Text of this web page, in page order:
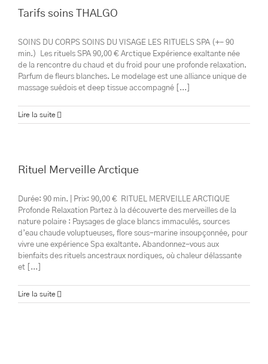
Tarifs soins THALGO
SOINS DU CORPS SOINS DU VISAGE LES RITUELS SPA (+- 90
min.) Les rituels SPA 90,00 € Arctique Expérience exaltante née
de la rencontre du chaud et du froid pour une profonde relaxation.
Parfum de fleurs blanches. Le modelage est une alliance unique de
massage suédois et deep tissue accompagné [...]
Lire la suite
Rituel Merveille Arctique
Durée: 90 min. | Prix: 90,00 € RITUEL MERVEILLE ARCTIQUE
Profonde Relaxation Partez à la découverte des merveilles de la
nature polaire : Paysages de glace blancs immaculés, sources
d’eau chaude voluptueuses, flore sous-marine insoupçonnée, pour
vivre une expérience Spa exaltante. Abandonnez-vous aux
bienfaits des rituels ancestraux nordiques, où chaleur délassante
et [...]
Lire la suite